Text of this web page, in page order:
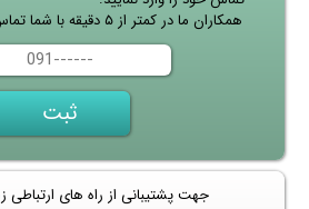
همکاران ما در کمتر از ۵ دقیقه با شما تماس می گیرند.
جهت پشتیبانی از راه های ارتباطی